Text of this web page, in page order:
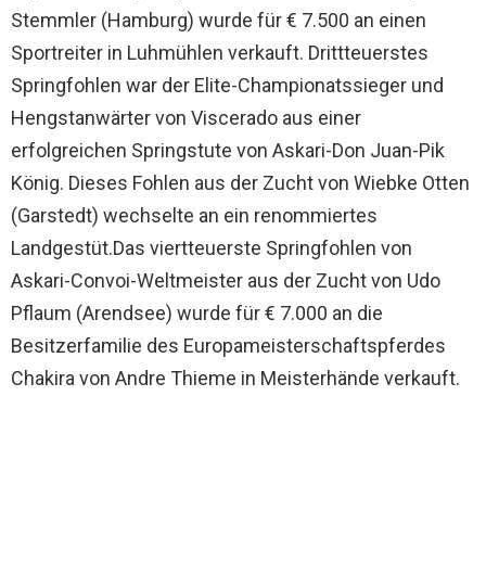
Stemmler (Hamburg) wurde für € 7.500 an einen
Sportreiter in Luhmühlen verkauft. Drittteuerstes
Springfohlen war der Elite-Championatssieger und
Hengstanwärter von Viscerado aus einer
erfolgreichen Springstute von Askari-Don Juan-Pik
König. Dieses Fohlen aus der Zucht von Wiebke Otten
(Garstedt) wechselte an ein renommiertes
Landgestüt.Das viertteuerste Springfohlen von
Askari-Convoi-Weltmeister aus der Zucht von Udo
Pflaum (Arendsee) wurde für € 7.000 an die
Besitzerfamilie des Europameisterschaftspferdes
Chakira von Andre Thieme in Meisterhände verkauft.